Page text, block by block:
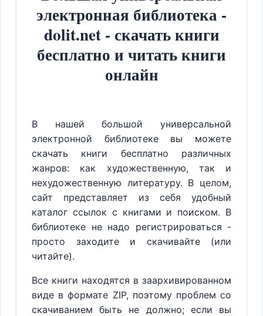
электронная библиотека -
dolit.net - скачать книги
бесплатно и читать книги
онлайн
В нашей большой универсальной
электронной библиотеке вы можете
скачать книги бесплатно различных
жанров: как художественную, так и
нехудожественную литературу. В целом,
сайт представляет из себя удобный
каталог ссылок с книгами и поиском. В
библиотеке не надо регистрироваться -
просто заходите и скачивайте (или
читайте).
Все книги находятся в заархивированном
виде в формате ZIP, поэтому проблем со
скачиванием быть не должно; если вы